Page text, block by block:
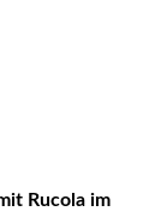
Rucola im